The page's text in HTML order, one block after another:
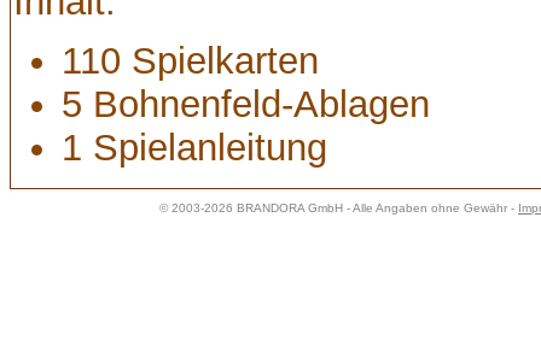
110 Spielkarten
5 Bohnenfeld-Ablagen
1 Spielanleitung
© 2003-2026 BRANDORA GmbH - Alle Angaben ohne Gewähr -